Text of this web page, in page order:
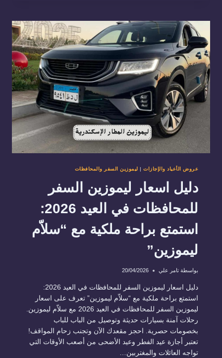
عروض الأعياد والإجازات| ليموزين السفر والمحافظات
دليل اسعار ليموزين السفر
للمحافظات في العيد 2026:
استمتع براحة ملكية مع “سلاّم
ليموزين”
بواسطة تامر علي 20/04/2026
دليل اسعار ليموزين السفر للمحافظات في العيد 2026:
استمتع براحة ملكية مع “سلاّم ليموزين” تعرف على اسعار
ليموزين السفر للمحافظات في العيد 2026 مع سلاّم ليموزين.
رحلات آمنة بسيارات حديثة وتوصيل من الباب للباب
بخصومات حصرية. احجز مقعدك الآن وتجنب زحام المواقف!
تعتبر أجازة عيد الفطر وعيد الأضحى من أصعب الأوقات التي
تواجه العائلات والمغتربين…